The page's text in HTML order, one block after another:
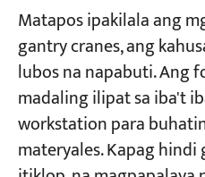
Matapos ipakilala ang
gantry cranes, ang
lubos na napabuti. Ang
madaling ilipat sa iba't
workstation para
materyales. Kapag